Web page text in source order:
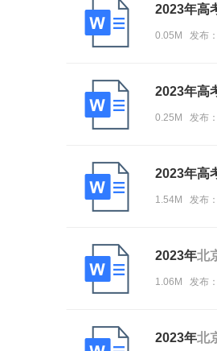
2023年高
0.05M 发布
2023年高
0.25M 发布
2023年高
1.54M 发布
2023年北
1.06M 发布
2023年北